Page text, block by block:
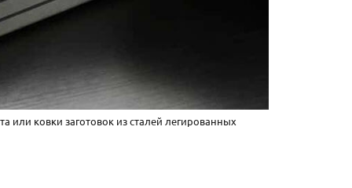
ковки заготовок из сталей легированных